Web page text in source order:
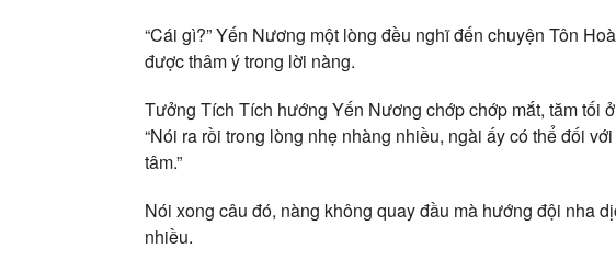
“Cái gì?” Yến Nương một lòng đều nghĩ đến chuyện Tôn
được thâm ý trong lời nàng.
Tưởng Tích Tích hướng Yến Nương chớp chớp mắt, tăm tối
“Nói ra rồi trong lòng nhẹ nhàng nhiều, ngài ấy có thể đối
tâm.”
Nói xong câu đó, nàng không quay đầu mà hướng đội nha
nhiều.